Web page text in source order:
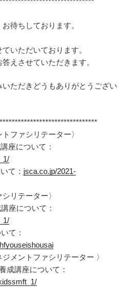
待ちしております。
いただいております。
えさせていただきます。
ただきどうもありがとうござい
ファシリテーター〉
座について：
て： jsca.co.jp/2021-
リテーター〉
座について：
て：
ジメントファシリテーター 〉
成講座について：